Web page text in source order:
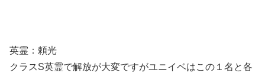
英霊：頼光
クラスS英霊で解放が大変ですがユニイベはこの１名と各